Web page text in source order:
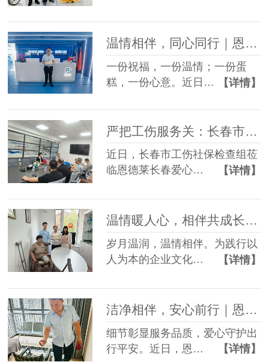
温情相伴，同心同行｜恩德莱暖心员工生日会，定格美好时光
一份祝福，一份温情；一份蛋
糕，一份心意。近日…
【详情】
严把工伤服务关：长春市社保检查组赴恩德莱爱心店督导档案工作
近日，长春市工伤社保检查组莅
临恩德莱长春爱心…
【详情】
温情暖人心，相伴共成长——恩德莱邢台爱心店举办员工生日会
岁月温润，温情相伴。为践行以
人为本的企业文化…
【详情】
洁净相伴，安心前行｜恩德莱邯郸爱心店常态化开展轮椅养护服务
细节彰显服务品质，爱心守护出
行平安。近日，恩…
【详情】